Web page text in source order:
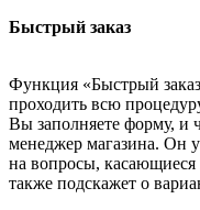
Быстрый заказ
Функция «Быстрый
проходить всю
Вы заполняете форму, и
менеджер магазина. Он
на вопросы, касающиеся
также подскажет о